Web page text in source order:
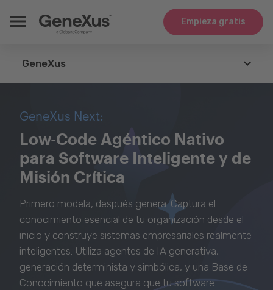
Empieza gratis
GeneXus
Tecnologías
Casos de Uso
Whitepapers
Descargar GeneXus
GeneXus Next:
Low-Code Agéntico Nativo
para Software Inteligente y de
Misión Crítica
Primero modela, después genera. Captura el
conocimiento esencial de tu organización desde el
inicio y construye sistemas empresariales realmente
inteligentes. Utiliza agentes de IA generativa,
generación determinista y simbólica, y una Base de
Conocimiento que asegura que tu software